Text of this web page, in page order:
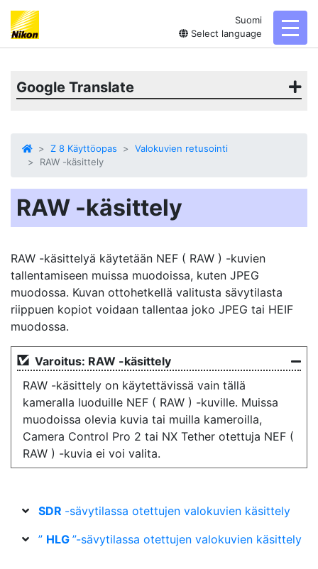
Suomi
Select language
Google Translate
Z 8 Käyttöopas
Valokuvien retusointi
RAW -käsittely
RAW -käsittely
RAW -käsittelyä käytetään NEF ( RAW ) -kuvien
tallentamiseen muissa muodoissa, kuten JPEG
muodossa. Kuvan ottohetkellä valitusta sävytilasta
riippuen kopiot voidaan tallentaa joko JPEG tai HEIF
muodossa.
Varoitus: RAW -käsittely
RAW -käsittely on käytettävissä vain tällä
kameralla luoduille NEF ( RAW ) -kuville. Muissa
muodoissa olevia kuvia tai muilla kameroilla,
Camera Control Pro 2 tai NX Tether otettuja NEF (
RAW ) -kuvia ei voi valita.
SDR -sävytilassa otettujen valokuvien käsittely
” HLG ”-sävytilassa otettujen valokuvien käsittely